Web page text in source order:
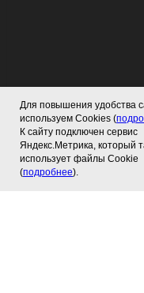
Для повышения удобства
используем Cookies (
К сайту подключен сервис
Яндекс.Метрика, который
использует файлы Cookie
(подробнее).